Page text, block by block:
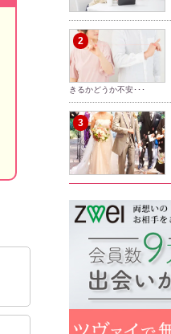
2
きるかどうか不安･･･
3